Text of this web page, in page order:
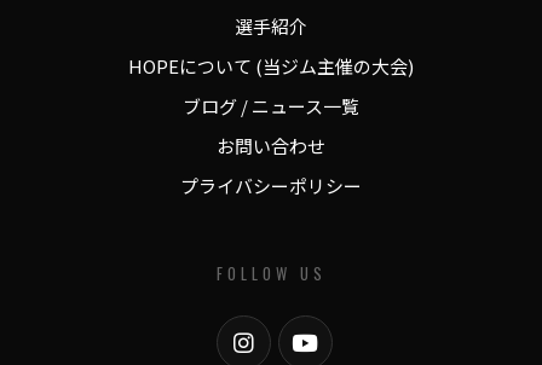
選手紹介
HOPEについて (当ジム主催の大会)
ブログ / ニュース一覧
お問い合わせ
プライバシーポリシー
FOLLOW US